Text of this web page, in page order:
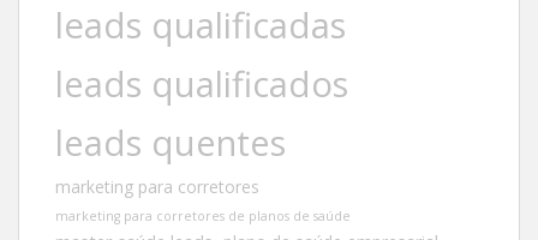
leads qualificadas
leads qualificados
leads quentes
marketing para corretores
marketing para corretores de planos de saúde